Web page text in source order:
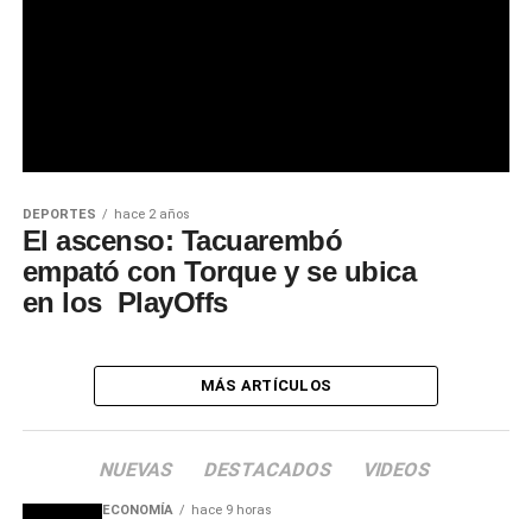
DEPORTES hace 2 años
El ascenso: Tacuarembó
empató con Torque y se ubica
en los PlayOffs
MÁS ARTÍCULOS
NUEVAS DESTACADOS VIDEOS
ECONOMÍA hace 9 horas